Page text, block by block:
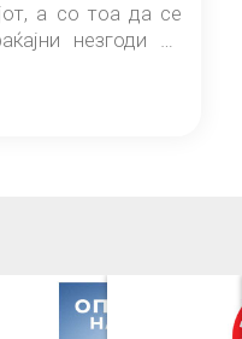
а со тоа да се
незгоди на